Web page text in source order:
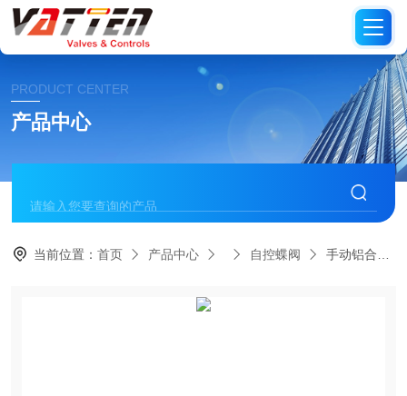
PRODUCT CENTER
产品中心
当前位置：首页 产品中心 自控蝶阀 手动铝合金法兰蝶阀